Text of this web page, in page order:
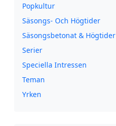
Popkultur
Säsongs- Och Högtider
Säsongsbetonat & Högtider
Serier
Speciella Intressen
Teman
Yrken